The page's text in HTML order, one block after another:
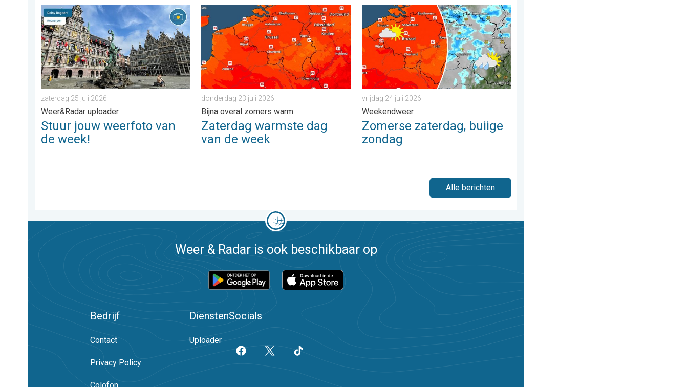
Stuur jouw weerfoto van de week!. Weer&Radar uploader. . . zaterdag 25 juli 2026
zaterdag 25 juli 2026
Weer&Radar uploader
Stuur jouw weerfoto van
de week!
Zaterdag warmste dag van de week. Bijna overal zomers warm. . . donderdag 23 juli 2026
donderdag 23 juli 2026
Bijna overal zomers warm
Zaterdag warmste dag
van de week
Zomerse zaterdag, buiige zondag. Weekendweer. . . vrijdag 24 juli 2026
vrijdag 24 juli 2026
Weekendweer
Zomerse zaterdag, buiige
zondag
Alle berichten
Weer & Radar is ook beschikbaar op
Bedrijf
Contact
Privacy Policy
Diensten
Uploader
Socials